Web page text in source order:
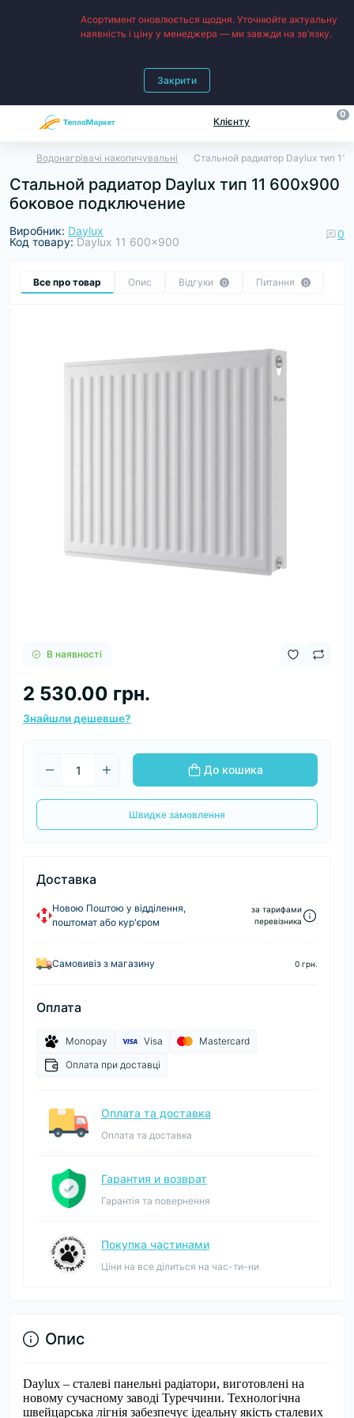
Асортимент оновлюється щодня. Уточнюйте актуальну
наявність і ціну у менеджера — ми завжди на зв’язку.
Закрити
Клієнту
0
Водонагрівачі накопичувальні Стальной радиатор Daylux тип
Стальной радиатор Daylux тип 11 600х900
боковое подключение
Виробник: Daylux
Код товару: Daylux 11 600x900
0
Все про товар Опис Відгуки 0 Питання 0
В наявності
2 530.00 грн.
Знайшли дешевше?
До кошика
Швидке замовлення
Доставка
Новою Поштою у відділення,
поштомат або кур'єром
за тарифами
перевізника
Самовивіз з магазину 0 грн.
Оплата
Monopay Visa
Mastercard
Оплата при доставці
Оплата та доставка
Оплата та доставка
Гарантия и возврат
Гарантія та повернення
Покупка частинами
Ціни на все ділиться на час-ти-ни
Опис
Daylux – сталеві панельні радіатори, виготовлені на
новому сучасному заводі Туреччини. Технологічна
швейцарська лігнія забезпечує ідеальну якість сталевих